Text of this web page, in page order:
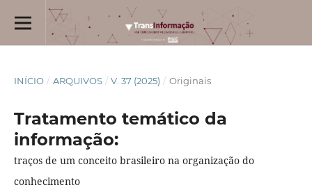
INÍCIO / ARQUIVOS / V. 37 (2025) / Originais
Tratamento temático da
informação:
traços de um conceito brasileiro na organização do
conhecimento